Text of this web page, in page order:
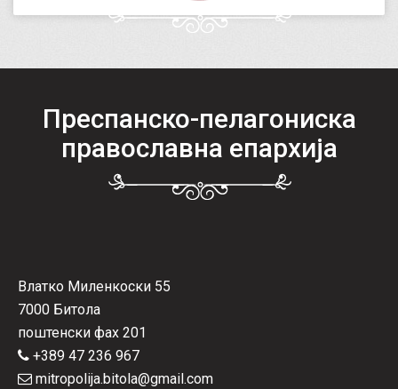
Преспанско-пелагониска
православна епархија
Влатко Миленкоски 55
7000 Битола
поштенски фах 201
+389 47 236 967
mitropolija.bitola@gmail.com